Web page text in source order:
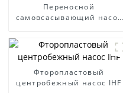
Переносной
самовсасывающий насос
Фторопластовый
центробежный насос IHF